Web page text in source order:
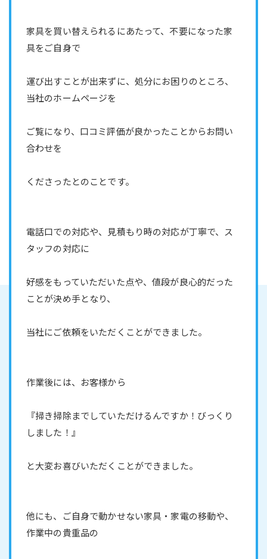
家具を買い替えられるにあたって、不要になった家
具をご自身で
運び出すことが出来ずに、処分にお困りのところ、
当社のホームページを
ご覧になり、口コミ評価が良かったことからお問い
合わせを
くださったとのことです。
電話口での対応や、見積もり時の対応が丁寧で、ス
タッフの対応に
好感をもっていただいた点や、値段が良心的だった
ことが決め手となり、
当社にご依頼をいただくことができました。
作業後には、お客様から
『掃き掃除までしていただけるんですか！びっくり
しました！』
と大変お喜びいただくことができました。
他にも、ご自身で動かせない家具・家電の移動や、
作業中の貴重品の